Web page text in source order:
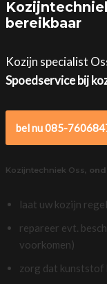
bereikbaar
Kozijn specialist
Spoedservice bij
bel nu 085-
Kozijntechniek Oss,
laat uw kozijn
repareer evt.
voorkomen)
zorg dat kunststof